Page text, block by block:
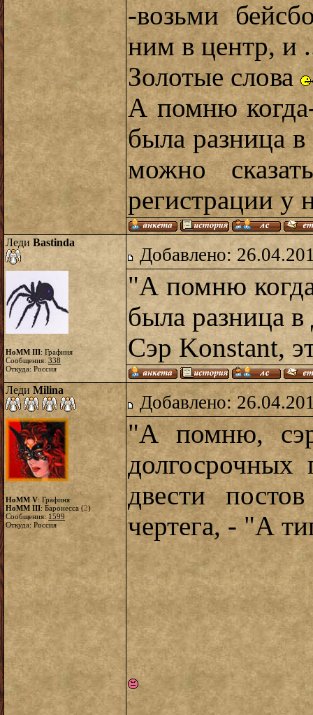
-возьми
ним в центр, и
Золотые слова
А помню
была разница
можно
регистрации у
Леди Bastinda
HoMM III: Графиня
Сообщения: 338
Откуда: Россия
Добавлено:
"А помню
была разница в
Сэр Konstant,
Леди Milina
HoMM V: Графиня
HoMM III: Баронесса (2)
Сообщения: 1599
Откуда: Россия
Добавлено:
"А помню,
двести
чертега, - "А